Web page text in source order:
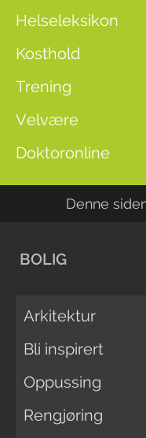
Helseleksikon
Kosthold
Trening
Velvære
Doktoronline
Denne
BOLIG
Arkitektur
Bli inspirert
Oppussing
Rengjøring